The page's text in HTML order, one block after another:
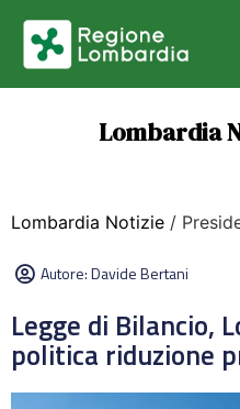
Lombardia
Lombardia Notizie /
Autore:Davide Bertani
Legge di Bilancio,
politica riduzione